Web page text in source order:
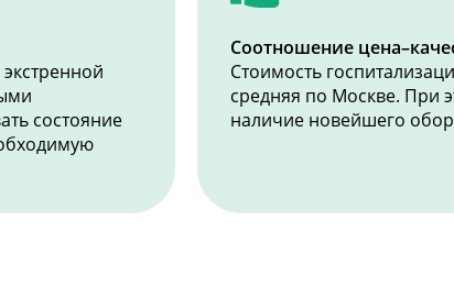
состояние
Соотношение
Стоимость
средняя по Москве. При
наличие новейшего